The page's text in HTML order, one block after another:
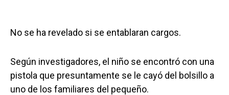
No se ha revelado si se entablaran cargos.
Según investigadores, el niño se encontró con una
pistola que presuntamente se le cayó del bolsillo a
uno de los familiares del pequeño.